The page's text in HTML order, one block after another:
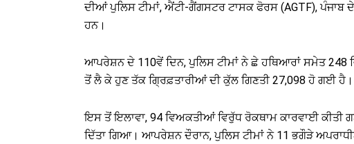
ਦੀਆਂ ਪੁਲਿਸ ਟੀਮਾਂ, ਐਂਟੀ-ਗੈਂਗਸਟਰ ਟਾਸਕ ਫੋਰਸ (AGTF),
ਹਨ।
ਆਪਰੇਸ਼ਨ ਦੇ 110ਵੇਂ ਦਿਨ, ਪੁਲਿਸ ਟੀਮਾਂ ਨੇ ਛੇ ਹਥਿਆਰਾਂ ਸਮੇਤ 248
ਤੋਂ ਲੈ ਕੇ ਹੁਣ ਤੱਕ ਗ੍ਰਿਫ਼ਤਾਰੀਆਂ ਦੀ ਕੁੱਲ ਗਿਣਤੀ 27,098 ਹੋ ਗਈ ਹੈ।
ਇਸ ਤੋਂ ਇਲਾਵਾ, 94 ਵਿਅਕਤੀਆਂ ਵਿਰੁੱਧ ਰੋਕਥਾਮ ਕਾਰਵਾਈ
ਦਿੱਤਾ ਗਿਆ। ਆਪਰੇਸ਼ਨ ਦੌਰਾਨ, ਪੁਲਿਸ ਟੀਮਾਂ ਨੇ 11 ਭਗੌੜੇ